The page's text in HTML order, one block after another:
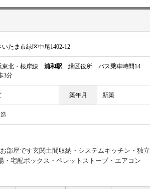
たま市緑区中尾1402-12
東北・根岸線 浦和駅 緑区役所 バス乗車時間14
3分
築年月 新築
部屋です玄関土間収納・システムキッチン・独立
宅配ボックス・ペレットストーブ・エアコン